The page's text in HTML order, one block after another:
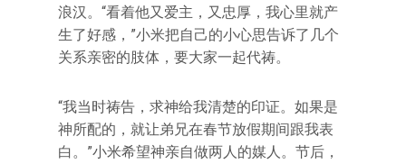
浪汉。“看着他又爱主，又忠厚，我心里就产
生了好感，”小米把自己的小心思告诉了几个
关系亲密的肢体，要大家一起代祷。
“我当时祷告，求神给我清楚的印证。如果是
神所配的，就让弟兄在春节放假期间跟我表
白。”小米希望神亲自做两人的媒人。节后，